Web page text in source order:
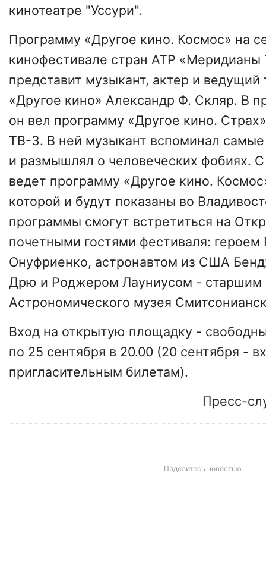
кинотеатре "Уссури".
Программу «Другое кино. Космос» на
кинофестивале стран АТР «Меридианы
представит музыкант, актер и
«Другое кино» Александр Ф. Скляр. В
он вел программу «Другое кино.
ТВ-3. В ней музыкант вспоминал
и размышлял о человеческих фобиях.
ведет программу «Другое кино.
которой и будут показаны во
программы смогут встретиться на
почетными гостями фестиваля:
Онуфриенко, астронавтом из США
Дрю и Роджером Лауниусом - старшим
Астрономического музея
Вход на открытую площадку -
по 25 сентября в 20.00 (20 сентября -
пригласительным билетам).
Пресс-
Поделитесь новостью